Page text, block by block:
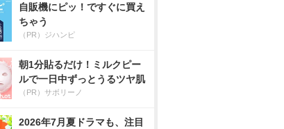
自販機にピッ！ですぐに買え
ちゃう
（PR）ジハンピ
朝1分貼るだけ！ミルクピー
ルで一日中ずっとうるツヤ肌
（PR）サボリーノ
2026年7月夏ドラマも、注目